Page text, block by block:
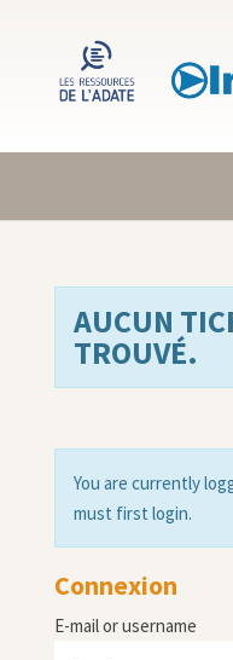
AUCUN
TROUVÉ.
You are currently
must first login.
Connexion
E-mail or username